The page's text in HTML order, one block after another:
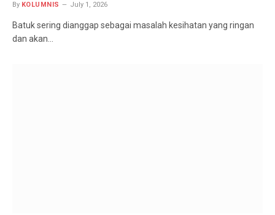
By KOLUMNIS July 1, 2026
Batuk sering dianggap sebagai masalah kesihatan yang ringan
dan akan…